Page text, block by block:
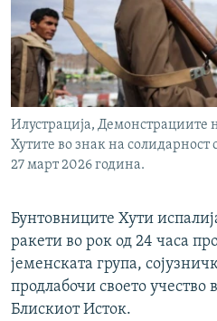
Илустрација, Демонстрациите
Хутите во знак на солидарност
27 март 2026 година.
Бунтовниците Хути
ракети во рок од 24 часа
јеменската група,
продлабочи своето учество
Блискиот Исток.